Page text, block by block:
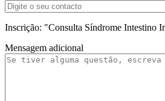
Inscrição: "Consulta Síndrome Intestino
Mensagem adicional